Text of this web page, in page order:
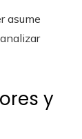
asume
y